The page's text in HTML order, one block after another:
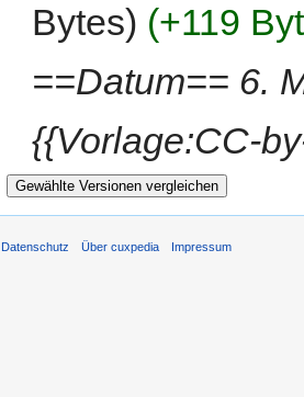
Bytes) (+119
==Datum== 6.
{{Vorlage:CC-
Datenschutz Über cuxpedia Impressum